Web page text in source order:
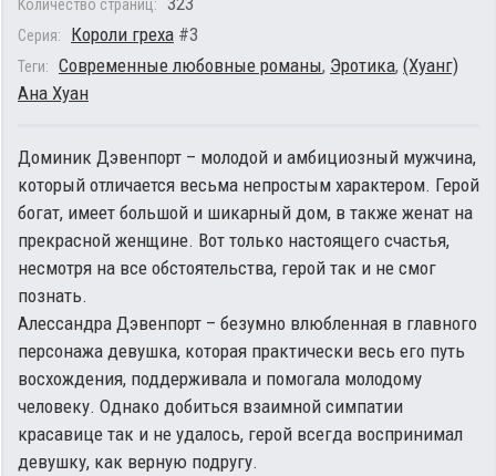
Количество страниц:
Серия: Короли греха #3
Теги: Современные любовные романы, Эротика, (Хуанг)
Ана Хуан
Доминик Дэвенпорт – молодой и амбициозный мужчина,
который отличается весьма непростым характером. Герой
богат, имеет большой и шикарный дом, в также женат на
прекрасной женщине. Вот только настоящего счастья,
несмотря на все обстоятельства, герой так и не смог
познать.
Алессандра Дэвенпорт – безумно влюбленная в главного
персонажа девушка, которая практически весь его путь
восхождения, поддерживала и помогала молодому
человеку. Однако добиться взаимной симпатии
красавице так и не удалось, герой всегда воспринимал
девушку, как верную подругу.